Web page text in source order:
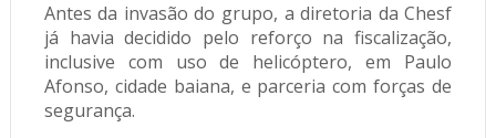
Antes da invasão do grupo, a diretoria da Chesf
já havia decidido pelo reforço na fiscalização,
inclusive com uso de helicóptero, em Paulo
Afonso, cidade baiana, e parceria com forças de
segurança.